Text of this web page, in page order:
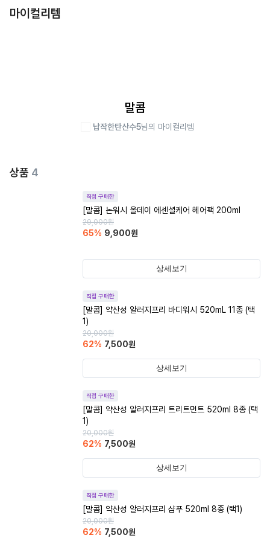
마이컬리템
말콤
납작한탄산수5님의 마이컬리템
상품 4
직접 구매한
[말콤] 논워시 올데이 에센셜케어 헤어팩 200ml
29,000원
65% 9,900원
상세보기
직접 구매한
[말콤] 약산성 알러지프리 바디워시 520mL 11종 (택
1)
20,000원
62% 7,500원
상세보기
직접 구매한
[말콤] 약산성 알러지프리 트리트먼트 520ml 8종 (택
1)
20,000원
62% 7,500원
상세보기
직접 구매한
[말콤] 약산성 알러지프리 샴푸 520ml 8종 (택1)
20,000원
62% 7,500원